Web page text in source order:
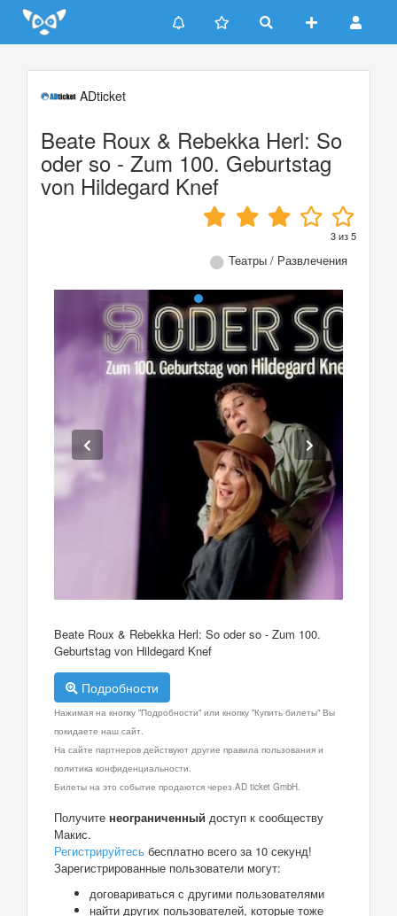
Update cookies preferences
ADticket
Beate Roux & Rebekka Herl: So
oder so - Zum 100. Geburtstag
von Hildegard Knef
3из5
Театры / Развлечения
Beate Roux & Rebekka Herl: So oder so - Zum 100.
Geburtstag von Hildegard Knef
Подробности
Нажимая на кнопку "Подробности" или кнопку "Купить билеты" Вы
покидаете наш сайт.
На сайте партнеров действуют другие правила пользования и
политика конфиденциальности.
Билеты на это событие продаются через AD ticket GmbH.
Получите неограниченный доступ к сообществу
Макис.
Регистрируйтесь бесплатно всего за 10 секунд!
Зарегистрированные пользователи могут:
договариваться с другими пользователями
найти других пользователей, которые тоже